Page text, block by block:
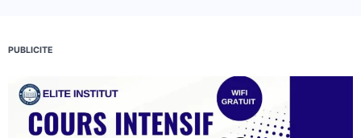
PUBLICITE